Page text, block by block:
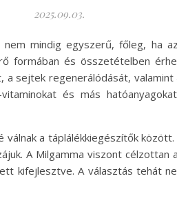
2025.09.03.
mindig egyszerű, főleg, ha
és összetételben
sejtek regenerálódását,
és más
a táplálékkiegészítők
A Milgamma viszont célzottan
kifejlesztve. A választás tehát